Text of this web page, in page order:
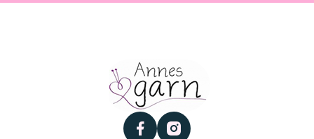
facebookinstagram